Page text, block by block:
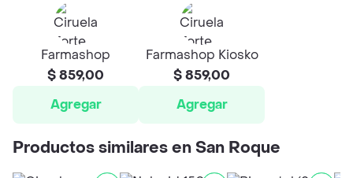
Farmashop
$ 859,00
Agregar
Farmashop Kiosko
$ 859,00
Agregar
Productos similares en San Roque